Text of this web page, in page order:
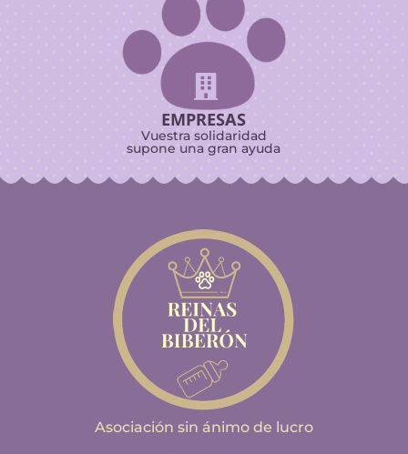

EMPRESAS
Vuestra solidaridad
supone una gran ayuda
Asociación sin ánimo de lucro